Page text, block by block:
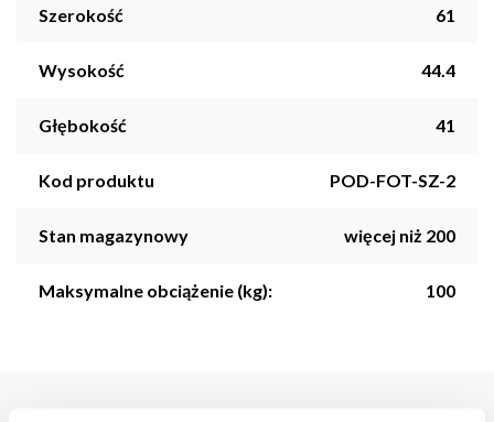
Szerokość 61
Wysokość 44.4
Głębokość 41
Kod produktu POD-FOT-SZ-2
Stan magazynowy więcej niż 200
Maksymalne obciążenie (kg): 100